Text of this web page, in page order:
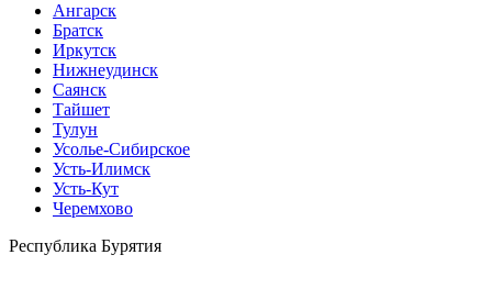
Ангарск
Братск
Иркутск
Нижнеудинск
Саянск
Тайшет
Тулун
Усолье-Сибирское
Усть-Илимск
Усть-Кут
Черемхово
Республика Бурятия